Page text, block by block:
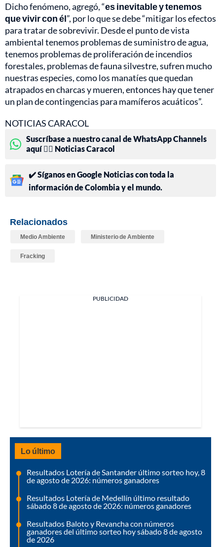
Dicho fenómeno, agregó, “es inevitable y tenemos
que vivir con él”, por lo que se debe “mitigar los efectos
para tratar de sobrevivir. Desde el punto de vista
ambiental tenemos problemas de suministro de agua,
tenemos problemas de proliferación de incendios
forestales, problemas de fauna silvestre, sufren mucho
nuestras especies, como los manatíes que quedan
atrapados en charcas y mueren, entonces hay que tener
un plan de contingencias para mamíferos acuáticos”.
NOTICIAS CARACOL
Suscríbase a nuestro canal de WhatsApp Channels
aquí 👉🏻 Noticias Caracol
✔️ Síganos en Google Noticias con toda la
información de Colombia y el mundo.
Relacionados
Medio Ambiente Ministerio de Ambiente
Fracking
PUBLICIDAD
Lo último
Resultados Lotería de Santander último sorteo hoy, 8
de agosto de 2026: números ganadores
Resultados Lotería de Medellín último resultado
sábado 8 de agosto de 2026: números ganadores
Resultados Baloto y Revancha con números
ganadores del último sorteo hoy sábado 8 de agosto
de 2026